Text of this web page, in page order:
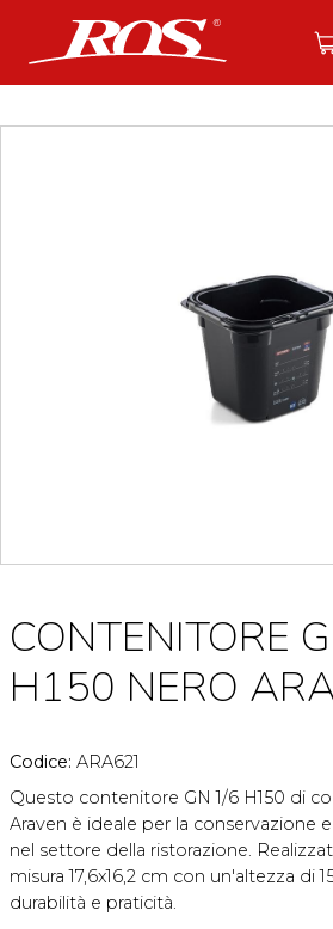
CONTENITORE
H150 NERO
Codice: ARA621
Questo contenitore GN 1/6 H150 di
Araven è ideale per la conservazione
nel settore della ristorazione.
misura 17,6x16,2 cm con un'altezza di
durabilità e praticità.